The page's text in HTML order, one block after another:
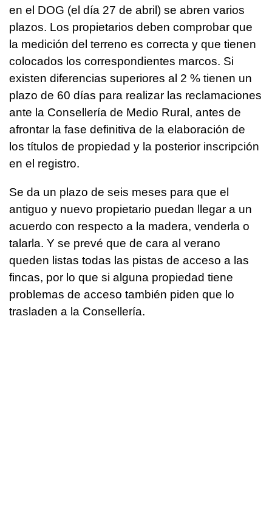
en el DOG (el día 27 de abril) se abren varios
plazos. Los propietarios deben comprobar que
la medición del terreno es correcta y que tienen
colocados los correspondientes marcos. Si
existen diferencias superiores al 2 % tienen un
plazo de 60 días para realizar las reclamaciones
ante la Consellería de Medio Rural, antes de
afrontar la fase definitiva de la elaboración de
los títulos de propiedad y la posterior inscripción
en el registro.
Se da un plazo de seis meses para que el
antiguo y nuevo propietario puedan llegar a un
acuerdo con respecto a la madera, venderla o
talarla. Y se prevé que de cara al verano
queden listas todas las pistas de acceso a las
fincas, por lo que si alguna propiedad tiene
problemas de acceso también piden que lo
trasladen a la Consellería.